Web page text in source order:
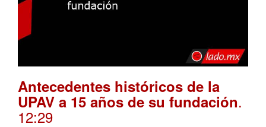
Antecedentes históricos de la
UPAV a 15 años de su fundación.
12:29